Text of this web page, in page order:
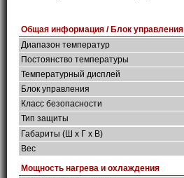
Общая информация / Блок управления
Диапазон температур
Постоянство температуры
Температурный дисплей
Блок управления
Класс безопасности
Тип защиты
Габариты (Ш х Г х В)
Вес
Мощность нагрева и охлаждения